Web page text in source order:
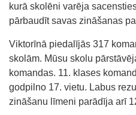
kurā skolēni varēja
pārbaudīt savas zināšanas
Viktorīnā piedalījās 317
skolām. Mūsu skolu
komandas. 11. klases
godpilno 17. vietu. Labus
zināšanu līmeni parādīja arī